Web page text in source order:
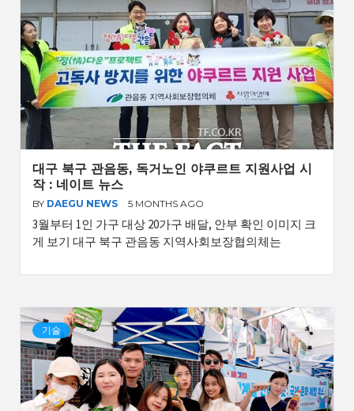
대구 북구 관음동, 독거노인 야쿠르트 지원사업 시
작 : 네이트 뉴스
BY DAEGU NEWS 5 MONTHS AGO
3월부터 1인 가구 대상 20가구 배달, 안부 확인 이미지 크
게 보기 대구 북구 관음동 지역사회보장협의체는
기술